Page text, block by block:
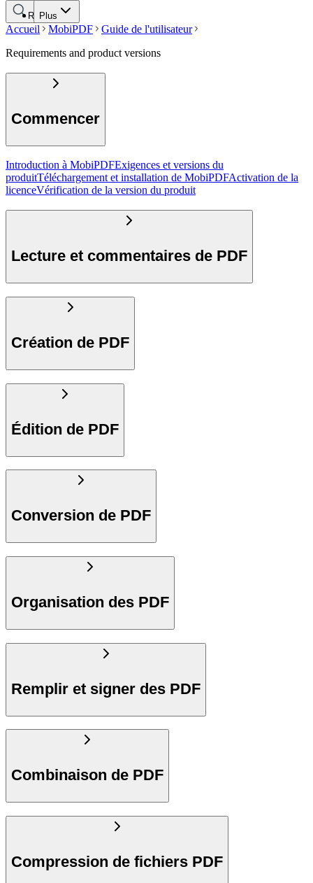
Plus
Rechercher
Accueil MobiPDF
Guide de l'utilisateur
Requirements and product versions
Commencer
Introduction à MobiPDFExigences et versions du
produitTéléchargement et installation de MobiPDFActivation de la
licenceVérification de la version du produit
Lecture et commentaires de PDF
Création de PDF
Édition de PDF
Conversion de PDF
Organisation des PDF
Remplir et signer des PDF
Combinaison de PDF
Compression de fichiers PDF